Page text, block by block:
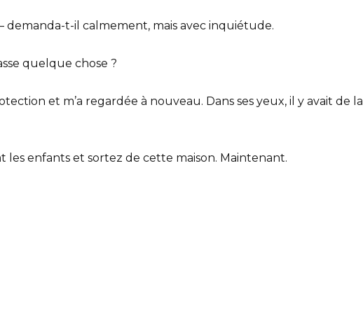
t-il calmement, mais avec inquiétude.
quelque chose ?
et m’a regardée à nouveau. Dans ses yeux, il y avait de la
enfants et sortez de cette maison. Maintenant.